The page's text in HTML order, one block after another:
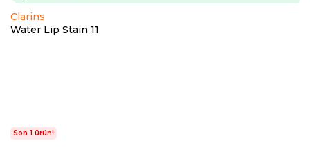
Clarins
Water Lip Stain 11
Son 1 ürün!